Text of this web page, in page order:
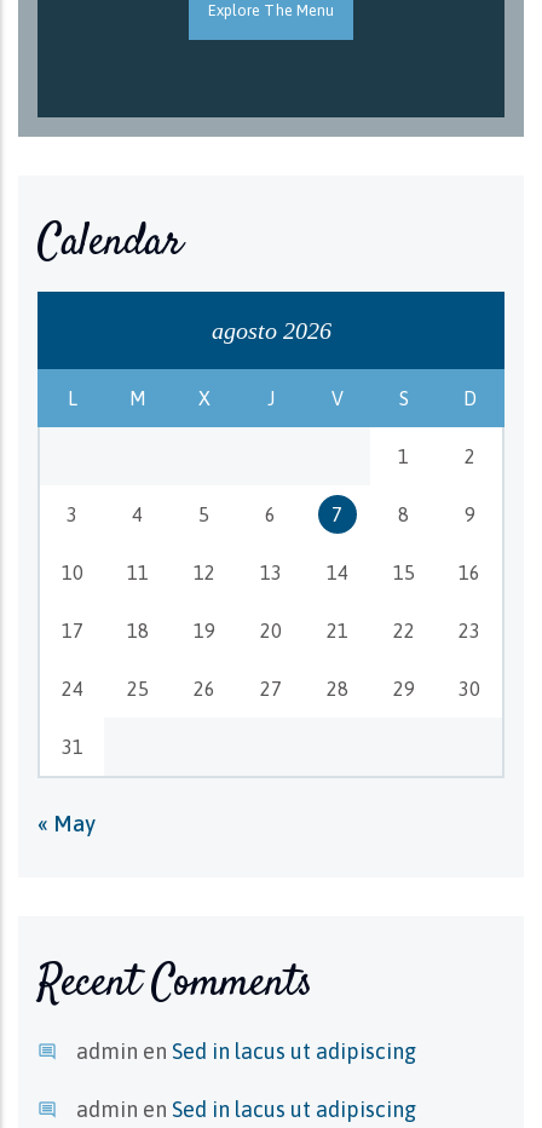
Explore The Menu
Calendar
agosto 2026
L M X J V S D
1 2
3 4 5 6 7 8 9
10 11 12 13 14 15 16
17 18 19 20 21 22 23
24 25 26 27 28 29 30
31
« May
Recent Comments
admin en Sed in lacus ut adipiscing
admin en Sed in lacus ut adipiscing